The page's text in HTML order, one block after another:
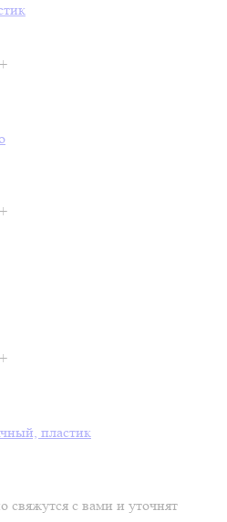
+
+
+
пластик
свяжутся с вами и уточнят